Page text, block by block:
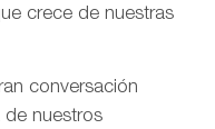
crece de nuestras
conversación
de nuestros